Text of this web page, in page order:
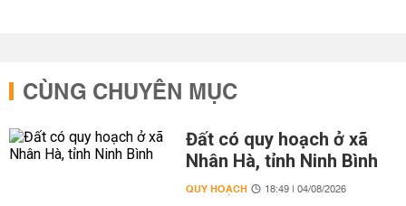
CÙNG CHUYÊN MỤC
Đất có quy hoạch ở xã
Nhân Hà, tỉnh Ninh Bình
QUY HOẠCH 18:49 | 04/08/2026